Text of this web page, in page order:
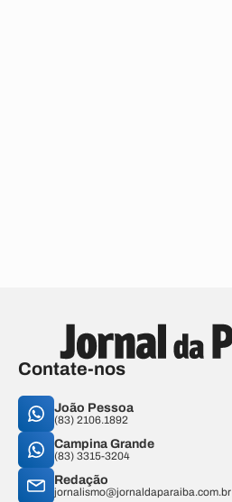
Contate-nos
João Pessoa
(83) 2106.1892
Campina Grande
(83) 3315-3204
Redação
jornalismo@jornaldaparaiba.com.br